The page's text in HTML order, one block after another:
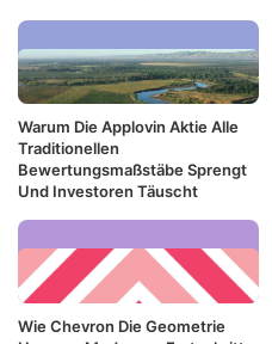
Warum Die Applovin Aktie Alle
Traditionellen
Bewertungsmaßstäbe Sprengt
Und Investoren Täuscht
Wie Chevron Die Geometrie